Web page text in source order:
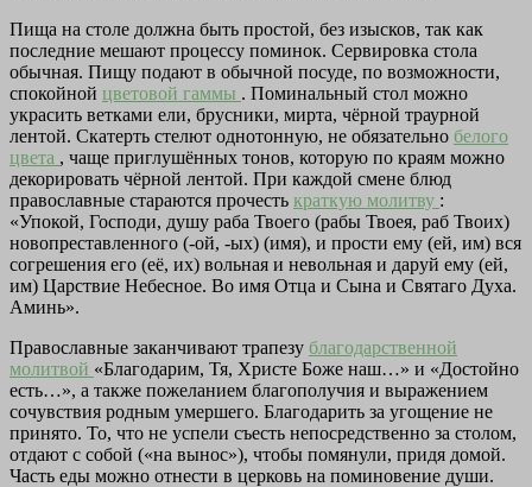
Пища на столе должна быть простой, без изысков, так как
последние мешают процессу поминок. Сервировка стола
обычная. Пищу подают в обычной посуде, по возможности,
спокойной цветовой гаммы . Поминальный стол можно
украсить ветками ели, брусники, мирта, чёрной траурной
лентой. Скатерть стелют однотонную, не обязательно белого
цвета , чаще приглушённых тонов, которую по краям можно
декорировать чёрной лентой. При каждой смене блюд
православные стараются прочесть краткую молитву :
«Упокой, Господи, душу раба Твоего (рабы Твоея, раб Твоих)
новопреставленного (-ой, -ых) (имя), и прости ему (ей, им) вся
согрешения его (её, их) вольная и невольная и даруй ему (ей,
им) Царствие Небесное. Во имя Отца и Сына и Святаго Духа.
Аминь».
Православные заканчивают трапезу благодарственной
молитвой «Благодарим, Тя, Христе Боже наш…» и «Достойно
есть…», а также пожеланием благополучия и выражением
сочувствия родным умершего. Благодарить за угощение не
принято. То, что не успели съесть непосредственно за столом,
отдают с собой («на вынос»), чтобы помянули, придя домой.
Часть еды можно отнести в церковь на поминовение души.